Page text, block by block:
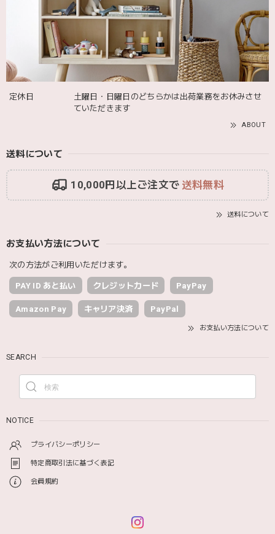
発送も届くのも早かったです！バースデーバルーンも入って
て嬉しかったです🎈誕生日に使わせて頂きます🫶
Adnil LAND アドニルランド | PULL ALONG PUPPY からだをくねくねさせながらついてくる プル アロング パピー プルトイ 木のおもちゃ
2025/12/02
定休日
土曜日・日曜日のどちらかは出荷業務をお休みさせ
ていただきます
ABOUT
送料について
10,000円以上ご注文で 送料無料
送料について
お支払い方法について
次の方法がご利用いただけます。
PAY ID あと払い クレジットカード PayPay
Amazon Pay キャリア決済 PayPal
お支払い方法について
SEARCH
NOTICE
プライバシーポリシー
特定商取引法に基づく表記
会員規約